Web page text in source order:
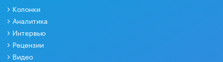
Колонки
Аналитика
Интервью
Рецензии
Видео